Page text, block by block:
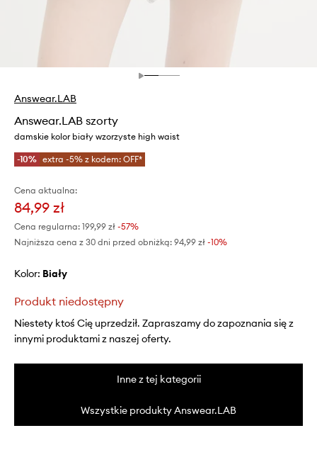
Answear.LAB
Answear.LAB szorty
damskie kolor biały wzorzyste high waist
-10% extra -5% z kodem: OFF*
Cena aktualna:
84,99 zł
Cena regularna: 199,99 zł -57%
Najniższa cena z 30 dni przed obniżką: 94,99 zł -10%
Kolor: biały
Produkt niedostępny
Niestety ktoś Cię uprzedził. Zapraszamy do zapoznania się z
innymi produktami z naszej oferty.
Inne z tej kategorii
Wszystkie produkty Answear.LAB